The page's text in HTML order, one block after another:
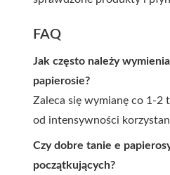
FAQ
Jak często należy
papierosie?
Zaleca się wymianę co 1-2
od intensywności
Czy dobre tanie e
początkujących?